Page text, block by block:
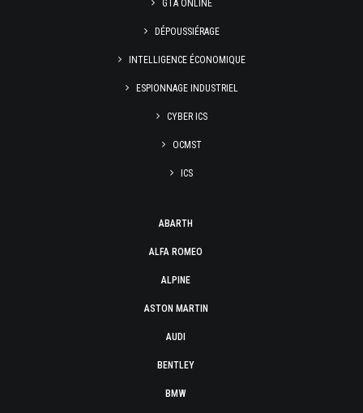
GTA ONLINE
DÉPOUSSIÉRAGE
INTELLIGENCE ÉCONOMIQUE
ESPIONNAGE INDUSTRIEL
CYBER ICS
OCMST
ICS
ABARTH
ALFA ROMEO
ALPINE
ASTON MARTIN
AUDI
BENTLEY
BMW